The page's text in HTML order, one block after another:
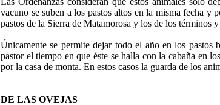
vacuno se suben a los pastos altos en la misma fecha y
pastos de la Sierra de Matamorosa y los de los términos
Únicamente se permite dejar todo el año en los
pastor el tiempo en que éste se halla con la cabaña en
por la casa de monta. En estos casos la guarda de los
DE LAS OVEJAS